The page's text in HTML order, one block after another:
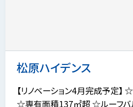
松原ハイデンス
【リノベーション4月完成予定
☆専有面積137㎡超 ☆ルーフ